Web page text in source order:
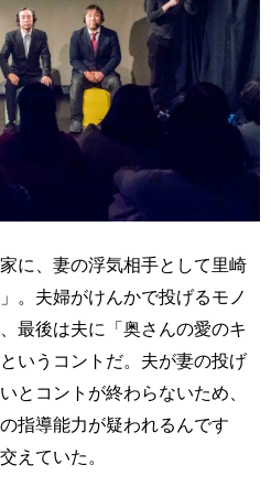
に、妻の浮気相手として里崎
。夫婦がけんかで投げるモノ
最後は夫に「奥さんの愛のキ
いうコントだ。夫が妻の投げ
とコントが終わらないため、
指導能力が疑われるんです
えていた。